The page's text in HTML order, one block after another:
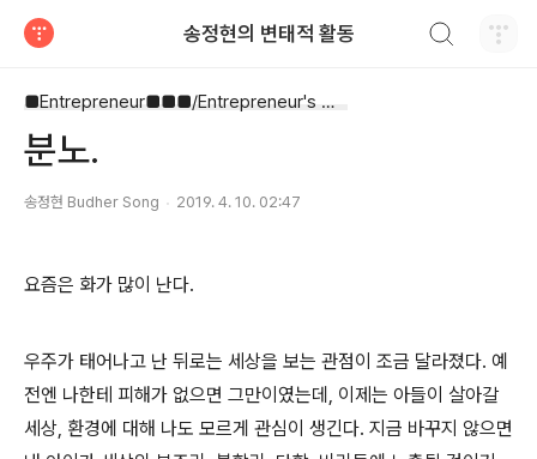
송정현의 변태적 활동
■Entrepreneur■■■/Entrepreneur's Way
분노.
송정현 Budher Song 2019. 4. 10. 02:47
요즘은 화가 많이 난다.
우주가 태어나고 난 뒤로는 세상을 보는 관점이 조금 달라졌다. 예
전엔 나한테 피해가 없으면 그만이였는데, 이제는 아들이 살아갈
세상, 환경에 대해 나도 모르게 관심이 생긴다. 지금 바꾸지 않으면